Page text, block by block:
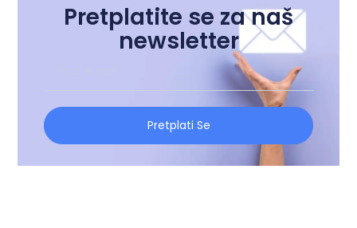
Pretplatite se za naš
newsletter
Pretplati Se